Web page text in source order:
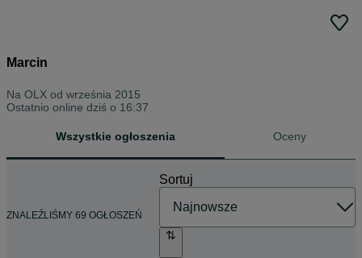
Marcin
Na OLX od września 2015
Ostatnio online dziś o 16:37
Wszystkie ogłoszenia Oceny
ZNALEŹLIŚMY 69 OGŁOSZEŃ
Sortuj